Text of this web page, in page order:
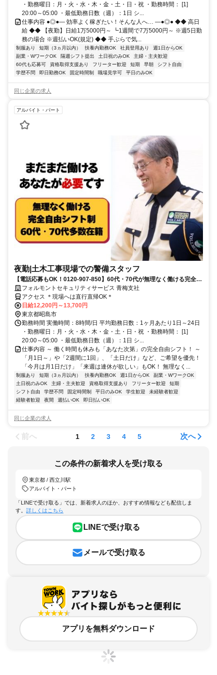
・勤務曜日：月・火・水・木・金・土・日・祝 ・勤務時間： [1]
20:00～05:00 ・最低勤務日数（週）：1日 シ...
仕事内容 ●◎●― 効率よく稼ぎたい！そんな人へ… ―●◎● ◆◆ 高日
給 ◆◆ 【夜勤】日給1万5000円～ ┗1週間で7万5000円～ ※週5日勤
務の場合 ※週払いOK(規定) ◆◆ 手ぶらで気...
制服あり 短期（3ヵ月以内） 扶養内勤務OK 社員登用あり
週1日からOK
副業・WワークOK
隔週シフト提出 土日祝のみOK
主婦・主夫歓迎
60代も応募可
資格取得支援あり フリーター歓迎 短期 早朝
シフト自由
学歴不問
即日勤務OK 固定時間制 職場見学可 平日のみOK
同じ企業の求人
アルバイト・パート
夜勤|土木工事現場での警備スタッフ
【電話応募もOK！0120-907-850】60代・70代が無理なく働ける完全自
由シフト♪日払いOK♪
フォルモントセキュリティサービス 青梅支社
アクセス ＊現場へは直行直帰OK＊
日給12,200円～13,700円
東京都昭島市
勤務時間 実働時間：8時間/日 平均勤務日数：1ヶ月あたり1日～24日
・勤務曜日：月・火・水・木・金・土・日・祝 ・勤務時間： [1]
20:00～05:00 ・最低勤務日数（週）：1日 シ...
仕事内容 ～ 働く時間も休みも「あなた次第」の完全自由シフト！ ～
「月1日～」や「2週間に1回」、「土日だけ」など、ご希望を優先！
「今月は月1日だけ」「来週は連休が欲しい」もOK！ 無理なく...
制服あり 短期（3ヵ月以内） 扶養内勤務OK 週1日からOK
副業・WワークOK
土日祝のみOK
主婦・主夫歓迎 資格取得支援あり フリーター歓迎
短期
シフト自由
学歴不問 固定時間制 平日のみOK 学生歓迎
未経験者歓迎
経験者歓迎
夜間 週払いOK 即日払いOK
同じ企業の求人
前へ 1 2 3 4 5 次へ
この条件の新着求人を受け取る
東京都 / 西立川駅
アルバイト・パート
「LINEで受け取る」では、新着求人のほか、おすすめ情報なども配信しま
す。 詳しくはこちら
LINEで受け取る
メールで受け取る
アプリを無料ダウンロード